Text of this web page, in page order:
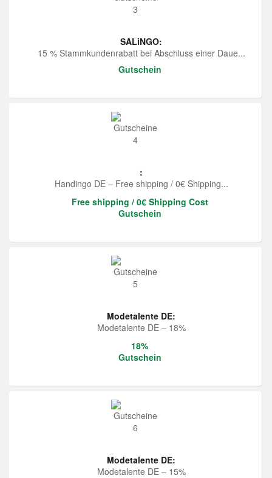
SALiNGO:
15 % Stammkundenrabatt bei Abschluss einer Daue...
Gutschein
:
Handingo DE – Free shipping / 0€ Shipping...
Free shipping / 0€ Shipping Cost
Gutschein
Modetalente DE:
Modetalente DE – 18%
18%
Gutschein
Modetalente DE:
Modetalente DE – 15%